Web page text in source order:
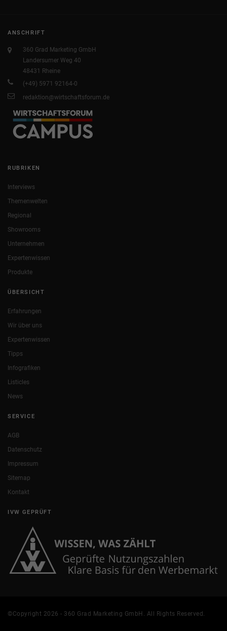
ANSCHRIFT
360 Grad Marketing GmbH
Landersumer Weg 40
48431 Rheine
(+49) 5971 92164-0
redaktion@wirtschaftsforum.de
RUBRIKEN
Interviews
Themenwelten
Regional
Showrooms
Unternehmen
Expertenwissen
Produkte
ÜBERSICHT
Erfahrungen
Wir über uns
Expertenwissen
Tipps
Infografiken
Listicles
News
SERVICE
AGB
Datenschutz
Impressum
Sitemap
Kontakt
IVW GEPRÜFT
©Copyright 2026 - 360 Grad Marketing GmbH. All Rights Reserved.